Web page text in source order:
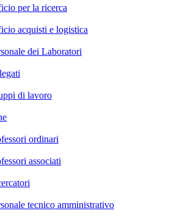
per la ricerca
acquisti e logistica
dei Laboratori
di lavoro
ordinari
associati
tecnico amministrativo